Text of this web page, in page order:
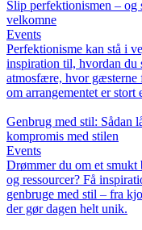
Slip perfektionismen – og
velkomne
Events
Perfektionisme kan stå i
inspiration til, hvordan du
atmosfære, hvor gæsterne
om arrangementet er stort
Genbrug med stil: Sådan
kompromis med stilen
Events
Drømmer du om et smukt
og ressourcer? Få
genbruge med stil – fra
der gør dagen helt unik.